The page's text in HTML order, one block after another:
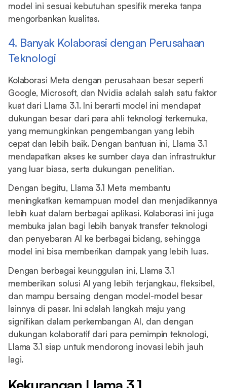
model ini sesuai kebutuhan spesifik mereka tanpa
mengorbankan kualitas.
4. Banyak Kolaborasi dengan Perusahaan
Teknologi
Kolaborasi Meta dengan perusahaan besar seperti
Google, Microsoft, dan Nvidia adalah salah satu faktor
kuat dari Llama 3.1. Ini berarti model ini mendapat
dukungan besar dari para ahli teknologi terkemuka,
yang memungkinkan pengembangan yang lebih
cepat dan lebih baik. Dengan bantuan ini, Llama 3.1
mendapatkan akses ke sumber daya dan infrastruktur
yang luar biasa, serta dukungan penelitian.
Dengan begitu, Llama 3.1 Meta membantu
meningkatkan kemampuan model dan menjadikannya
lebih kuat dalam berbagai aplikasi. Kolaborasi ini juga
membuka jalan bagi lebih banyak transfer teknologi
dan penyebaran AI ke berbagai bidang, sehingga
model ini bisa memberikan dampak yang lebih luas.
Dengan berbagai keunggulan ini, Llama 3.1
memberikan solusi AI yang lebih terjangkau, fleksibel,
dan mampu bersaing dengan model-model besar
lainnya di pasar. Ini adalah langkah maju yang
signifikan dalam perkembangan AI, dan dengan
dukungan kolaboratif dari para pemimpin teknologi,
Llama 3.1 siap untuk mendorong inovasi lebih jauh
lagi.